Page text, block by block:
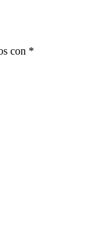
con *